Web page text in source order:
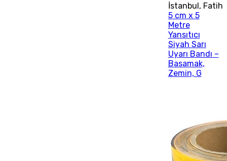
İstanbul, Fatih
5 cm x 5
Metre
Yansıtıcı
Siyah Sarı
Uyarı Bandı –
Basamak,
Zemin, G